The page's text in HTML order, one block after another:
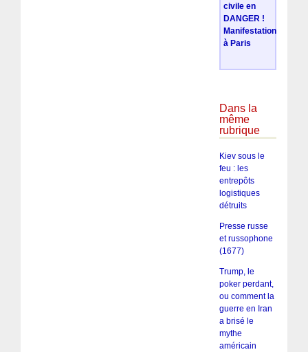
civile en
DANGER !
Manifestation
à Paris
Dans la
même
rubrique
Kiev sous le
feu : les
entrepôts
logistiques
détruits
Presse russe
et russophone
(1677)
Trump, le
poker perdant,
ou comment la
guerre en Iran
a brisé le
mythe
américain